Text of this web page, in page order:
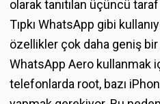
olarak tanıtılan üçüncü
Tıpkı WhatsApp gibi
özellikler çok daha geniş
WhatsApp Aero kullanmak
telefonlarda root, bazı